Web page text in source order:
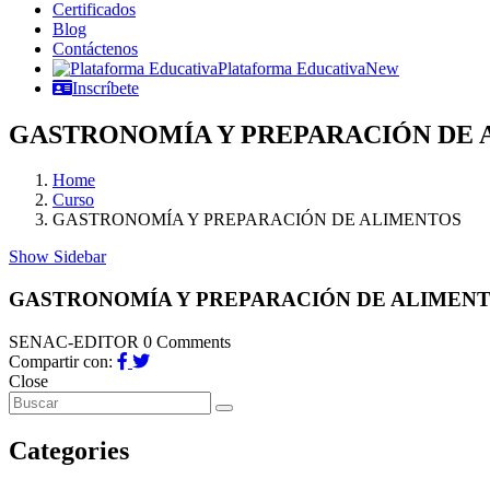
Certificados
Blog
Contáctenos
Plataforma EducativaNew
Inscríbete
GASTRONOMÍA Y PREPARACIÓN DE
Home
Curso
GASTRONOMÍA Y PREPARACIÓN DE ALIMENTOS
Show Sidebar
GASTRONOMÍA Y PREPARACIÓN DE
SENAC-EDITOR 0 Comments
Compartir con:
Close
Categories